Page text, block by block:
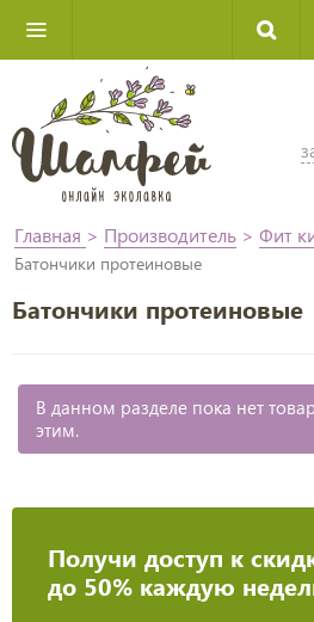
Главная > Производитель > Фит
Батончики протеиновые
Батончики протеиновые
В данном разделе пока нет
этим.
Получи доступ к
до 50% каждую